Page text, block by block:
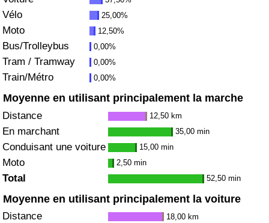
Vélo 25,00%
Moto 12,50%
Bus/Trolleybus 0,00%
Tram / Tramway 0,00%
Train/Métro 0,00%
Moyenne en utilisant principalement la marche
Distance 12,50 km
En marchant 35,00 min
Conduisant une voiture 15,00 min
Moto 2,50 min
Total 52,50 min
Moyenne en utilisant principalement la voiture
Distance 18,00 km
Trafic
Indice de Trafic
Indice de Trafic (Actuel)
Indice de Trafic par Pays